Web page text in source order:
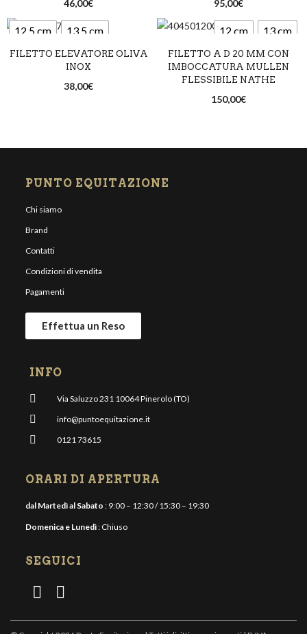
46,00€ 95,00€
12,5 cm
13,5 cm
14,5 cm
FILETTO ELEVATORE OLIVA
INOX
38,00€
12 cm 13 cm
FILETTO A D 20 MM CON
IMBOCCATURA MULLEN
FLESSIBILE NATHE
150,00€
PUNTO EQUITAZIONE
Chi siamo
Brand
Contatti
Condizioni di vendita
Pagamenti
Effettua un Reso
INFO
Via Saluzzo 231 10064 Pinerolo (TO)
info@puntoequitazione.it
0121 73615
ORARI DI APERTURA
dal Martedì al Sabato : 9:00 – 12:30 / 15:30 – 19:30
Domenica e Lunedì: Chiuso
SEGUICI